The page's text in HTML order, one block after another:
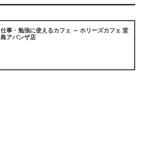
仕事・勉強に使えるカフェ ～ ホリーズカフェ 堂
島アバンザ店